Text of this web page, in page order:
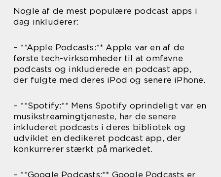
Nogle af de mest populære podcast apps i
dag inkluderer:
– **Apple Podcasts:** Apple var en af de
første tech-virksomheder til at omfavne
podcasts og inkluderede en podcast app,
der fulgte med deres iPod og senere iPhone.
– **Spotify:** Mens Spotify oprindeligt var en
musikstreamingtjeneste, har de senere
inkluderet podcasts i deres bibliotek og
udviklet en dedikeret podcast app, der
konkurrerer stærkt på markedet.
– **Google Podcasts:** Google Podcasts er